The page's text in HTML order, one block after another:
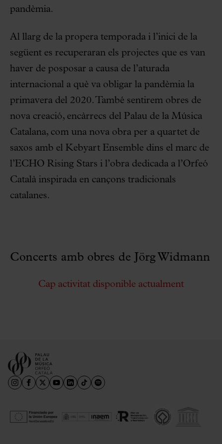
pandèmia.
Al llarg de la propera temporada i l’inici de la
següent es recuperaran els projectes que es van
haver de posposar a causa de l’aturada
internacional a què va obligar la pandèmia la
primavera del 2020. També sentirem obres de
nova creació, encàrrecs del Palau de la Música
Catalana, com una nova obra per a quartet de
saxos amb el Kebyart Ensemble dins el marc de
l’ECHO Rising Stars i l’obra dedicada a l’Orfeó
Català inspirada en cançons tradicionals
catalanes.
Concerts amb obres de Jörg Widmann
Cap activitat disponible actualment